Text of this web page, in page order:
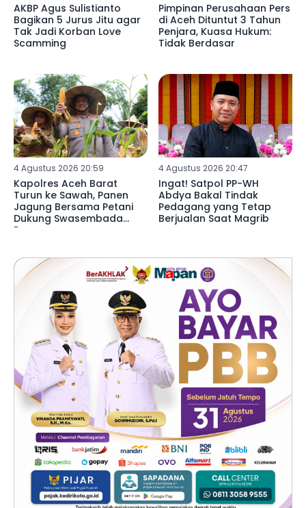
AKBP Agus Sulistianto
Bagikan 5 Jurus Jitu agar
Tak Jadi Korban Love
Scamming
Pimpinan Perusahaan Pers
di Aceh Dituntut 3 Tahun
Penjara, Kuasa Hukum:
Tidak Berdasar
4 Agustus 2026 20:59
Kapolres Aceh Barat
Turun ke Sawah, Panen
Jagung Bersama Petani
Dukung Swasembada
Pangan
4 Agustus 2026 20:47
Ingat! Satpol PP-WH
Abdya Bakal Tindak
Pedagang yang Tetap
Berjualan Saat Magrib